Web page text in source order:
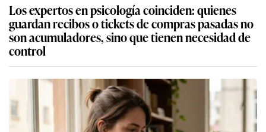
Los expertos en psicología coinciden: quienes
guardan recibos o tickets de compras pasadas no
son acumuladores, sino que tienen necesidad de
control